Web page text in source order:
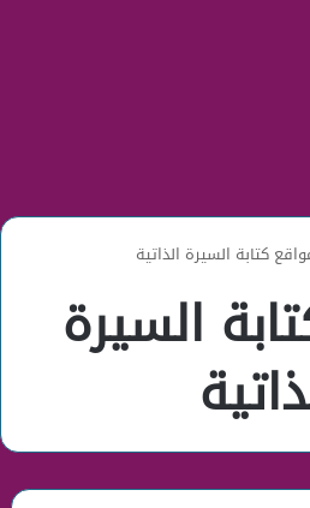
كتابة السيرة الذاتية
السيرة